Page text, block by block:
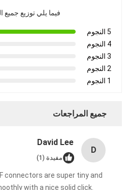
فيما يلي توزيع جميع
5 النجوم
4 النجوم
3 النجوم
2 النجوم
1 النجوم
جميع المراجعات
D
David Lee
مفيدة (1)
connectors are super tiny and
with a nice solid click.